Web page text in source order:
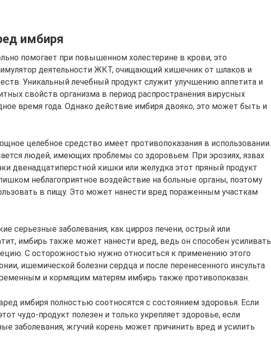
имбиря
помогает при повышенном холестерине в крови, это
деятельности ЖКТ, очищающий кишечник от шлаков и
Уникальный лечебный продукт служит улучшению аппетита и
свойств организма в период распространения вирусных
время года. Однако действие имбиря двояко, это может быть и
целебное средство имеет противопоказания в использовании.
людей, имеющих проблемы со здоровьем. При эрозиях, язвах
двенадцатиперстной кишки или желудка этот пряный продукт
неблагоприятное воздействие на больные органы, поэтому
в пищу. Это может нанести вред пораженным участкам
серьезные заболевания, как цирроз печени, острый или
имбирь также может нанести вред, ведь он способен усиливать
С осторожностью нужно относиться к применению этого
ишемической болезни сердца и после перенесенного инсульта
и кормящим матерям имбирь также противопоказан.
имбиря полностью соотносятся с состоянием здоровья. Если
чудо-продукт полезен и только укрепляет здоровье, если
заболевания, жгучий корень может причинить вред и усилить